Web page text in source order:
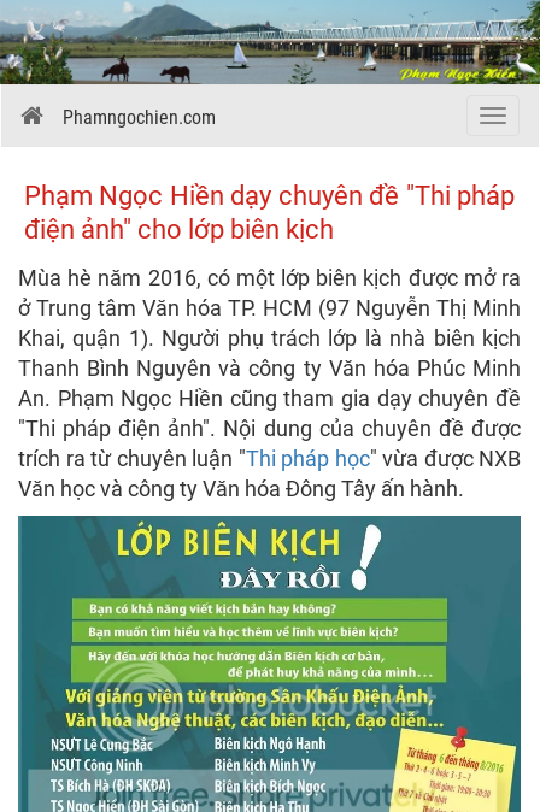
Menu
Phamngochien.com
Phạm Ngọc Hiền dạy chuyên đề "Thi pháp
điện ảnh" cho lớp biên kịch
Mùa hè năm 2016, có một lớp biên kịch được mở ra
ở Trung tâm Văn hóa TP. HCM (97 Nguyễn Thị Minh
Khai, quận 1). Người phụ trách lớp là nhà biên kịch
Thanh Bình Nguyên và công ty Văn hóa Phúc Minh
An. Phạm Ngọc Hiền cũng tham gia dạy chuyên đề
"Thi pháp điện ảnh". Nội dung của chuyên đề được
trích ra từ chuyên luận "Thi pháp học" vừa được NXB
Văn học và công ty Văn hóa Đông Tây ấn hành.